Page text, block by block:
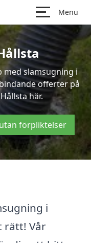
Menu
med slamsugning i
offerter på
här.
förpliktelser
i
rätt! Vår